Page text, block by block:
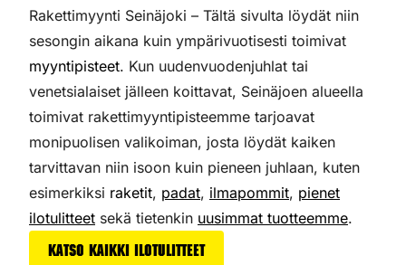
Rakettimyynti Seinäjoki – Tältä sivulta löydät niin
sesongin aikana kuin ympärivuotisesti toimivat
myyntipisteet. Kun uudenvuodenjuhlat tai
venetsialaiset jälleen koittavat, Seinäjoen alueella
toimivat rakettimyyntipisteemme tarjoavat
monipuolisen valikoiman, josta löydät kaiken
tarvittavan niin isoon kuin pieneen juhlaan, kuten
esimerkiksi raketit, padat, ilmapommit, pienet
ilotulitteet sekä tietenkin uusimmat tuotteemme.
Katso kaikki ilotulitteet